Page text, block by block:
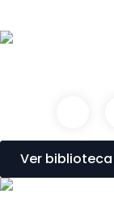
Ver biblioteca